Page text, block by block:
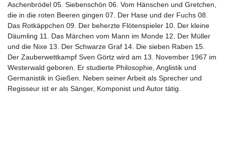
Aschenbrödel 05. Siebenschön 06. Vom Hänschen und Gretchen,
die in die roten Beeren gingen 07. Der Hase und der Fuchs 08.
Das Rotkäppchen 09. Der beherzte Flötenspieler 10. Der kleine
Däumling 11. Das Märchen vom Mann im Monde 12. Der Müller
und die Nixe 13. Der Schwarze Graf 14. Die sieben Raben 15.
Der Zauberwettkampf Sven Görtz wird am 13. November 1967 im
Westerwald geboren. Er studierte Philosophie, Anglistik und
Germanistik in Gießen. Neben seiner Arbeit als Sprecher und
Regisseur ist er als Sänger, Komponist und Autor tätig.